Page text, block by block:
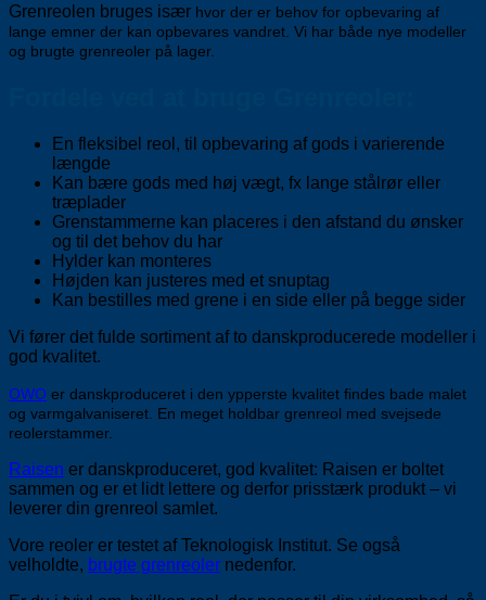
Grenreolen bruges især hvor der er behov for opbevaring af
lange emner der kan opbevares vandret Vi har både nye modeller
og brugte grenreoler på lager.
En fleksibel reol, til opbevaring af gods i varierende
længde
Kan bære gods med høj vægt, fx lange stålrør eller
træplader
Grenstammerne kan placeres i den afstand du ønsker
og til det behov du har
Hylder kan monteres
Højden kan justeres med et snuptag
Kan bestilles med grene i en side eller på begge sider
Vi fører det fulde sortiment af to danskproducerede modeller i
god kvalitet.
OWO er danskproduceret i den ypperste kvalitet findes bade malet
og varmgalvaniseret. En meget holdbar grenreol med svejsede
reolerstammer.
Raisen er danskproduceret, god kvalitet: Raisen er boltet
sammen og er et lidt lettere og derfor prisstærk produkt – vi
leverer din grenreol samlet.
Vore reoler er testet af Teknologisk Institut. Se også
velholdte, brugte grenreoler nedenfor.